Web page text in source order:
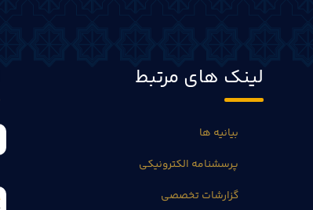
لینک های مرتبط
بیانیه ها
پرسشنامه الکترونیکی
گزارشات تخصصی